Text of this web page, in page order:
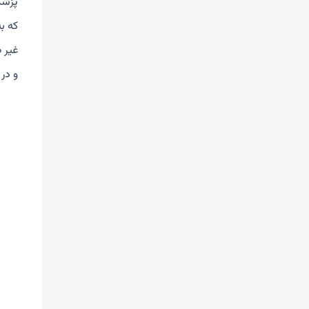
که
و